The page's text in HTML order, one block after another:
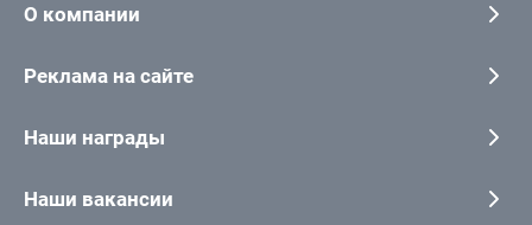
О компании
Реклама на сайте
Наши награды
Наши вакансии